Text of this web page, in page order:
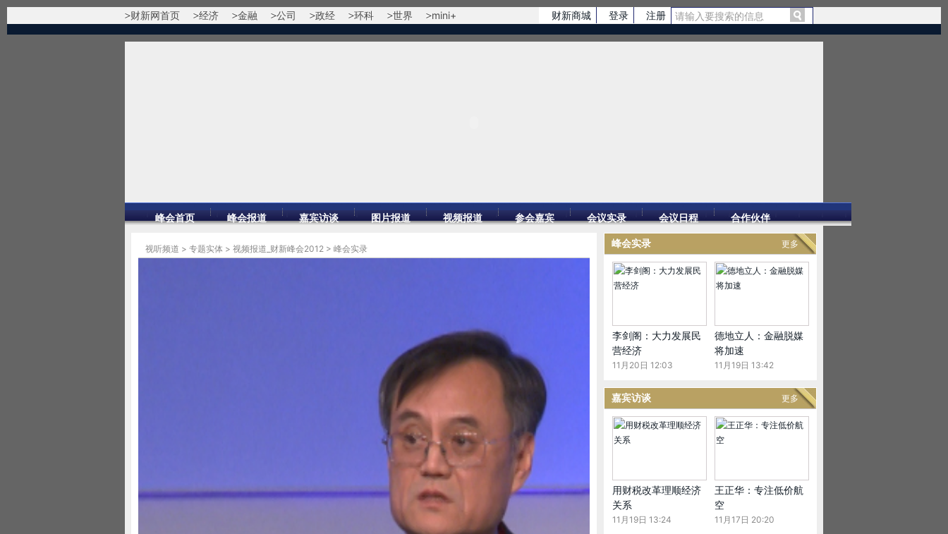
财新商城 登录 注册
财新网首页 经济 金融 公司 政经 环科 世界 mini+
峰会首页 峰会报道 嘉宾访谈 图片报道 视频报道 参会嘉宾 会议实录 会议日程 合作伙伴
视听频道 > 专题实体 > 视频报道_财新峰会2012 > 峰会实录
我也想说一个观点，当我们思考答案的时候，我们容易在我们熟悉的领域，经济领域、金融
领域中思考因素和答案。但是有时候，答案中有很多不确定的因素，我们容易忽视。这种不确定
因素。其中一个原因，是创新可能带来的变革。我们往往重视不够。
我在这里举一个例子，来说明在世界经济格局的变局中，最大的不确定因素，除了经济、金
融、政治之外，还有创新带来的变化。比如说关于能源，最近关于页岩气页岩油的开采。
就在这星期一，11月12日，国际能源署发布了世界能源前景，预测美国在2017年超过沙特阿
更多
峰会实录
李剑阁：大力发展民
营经济
11月20日 12:03
德地立人：金融脱媒
将加速
11月19日 13:42
更多
嘉宾访谈
用财税改革理顺经济
关系
11月19日 13:24
王正华：专注低价航
空
11月17日 20:20